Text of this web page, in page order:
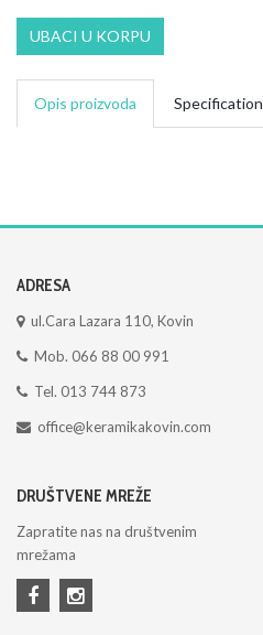
UBACI U KORPU
Opis proizvoda Specification
ADRESA
ul.Cara Lazara 110, Kovin
Mob. 066 88 00 991
Tel. 013 744 873
office@keramikakovin.com
DRUŠTVENE MREŽE
Zapratite nas na društvenim
mrežama